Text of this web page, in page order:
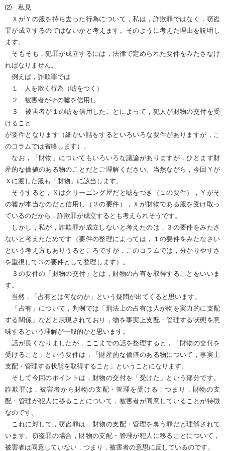
⑵ 私見
ＸがＹの服を持ち去った行為について，私は，詐欺罪ではなく，窃盗
罪が成立するのではないかと考えます。そのように考えた理由を説明し
ます。
そもそも，犯罪が成立するには，法律で定められた要件をみたさなけ
ればなりません。
例えば，詐欺罪では
１ 人を欺く行為（嘘をつく）
２ 被害者がその嘘を信用し
３ 被害者が１の嘘を信用したことによって，犯人が財物の交付を受
けること
が要件となります（細かい話をするといろいろな要件がありますが，こ
のコラムでは省略します）。
なお，「財物」についてもいろいろな議論がありますが，ひとまず財
産的な価値のある物のことだとご理解ください。当然ながら，今回Ｙが
Ｘに渡した服も「財物」に該当します。
そうすると，Ｘはクリーニング屋だと嘘をつき（１の要件），Ｙがそ
の嘘が本当なのだと信用し（２の要件），Ｘが財物である服を受け取っ
ているのだから，詐欺罪が成立するとも考えられそうです。
しかし，私が，詐欺罪が成立しないと考えたのは，３の要件をみたさ
ないと考えたためです（要件の整理によっては，１の要件をみたなさい
という考え方もありうるところですが，このコラムでは，分かりやすさ
を重視して３の要件として整理します）。
３の要件の「財物の交付」とは，財物の占有を取得することをいいま
す。
当然，「占有とは何なのか」という疑問が出てくると思います。
「占有」について，判例では「刑法上の占有は人が物を実力的に支配
する関係」などと表現されており，物を事実上支配・管理する状態を意
味するという理解が一般的かと思います。
話が長くなりましたが，ここまでの話を整理すると，「財物の交付を
受けること」という要件は，「財産的な価値のある物について，事実上
支配・管理する状態を取得すること」ということになります。
そして今回のポイントは，財物の交付を「受けた」という部分です。
詐欺罪は，被害者から財物の支配・管理を受ける，つまり，財物の支
配・管理が犯人に移ることについて，被害者が同意していることが特徴
なのです。
これに対して，窃盗罪は，財物の支配・管理を奪う罪だと理解されて
います。窃盗罪の場合，財物の支配・管理が犯人に移ることについて，
被害者は同意していない，つまり，被害者の意思に反しているのです。